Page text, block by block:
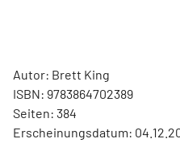
Autor: Brett King
ISBN: 9783864702389
Seiten: 384
Erscheinungsdatum: